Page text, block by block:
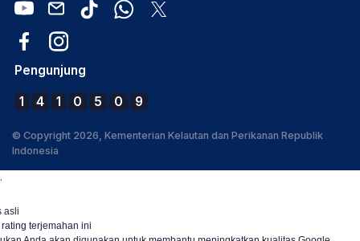
Pengunjung
1 4 1 0 5 0 9
© Copyright 2026, Kementerian Kelautan dan Perikanan Republik
Indonesia
.
asli
terjemahan ini